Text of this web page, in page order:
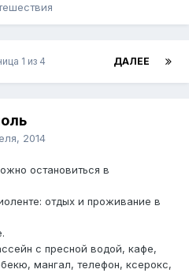
ДАЛЕЕ
1 из 4
2014
остановиться в
отдых и проживание в
с пресной водой, кафе,
мангал, телефон, ксерокс,